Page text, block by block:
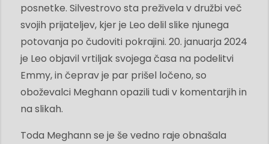
posnetke. Silvestrovo sta preživela v družbi več
svojih prijateljev, kjer je Leo delil slike njunega
potovanja po čudoviti pokrajini. 20. januarja 2024
je Leo objavil vrtiljak svojega časa na podelitvi
Emmy, in čeprav je par prišel ločeno, so
oboževalci Meghann opazili tudi v komentarjih in
na slikah.
Toda Meghann se je še vedno raje obnašala